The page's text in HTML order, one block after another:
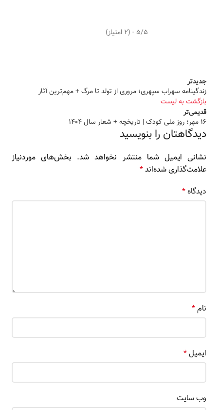
5/5 - (2 امتیاز)
جدیدتر
زندگینامه سهراب سپهری؛ مروری از تولد تا مرگ + مهم‌ترین آثار
بازگشت به لیست
قدیمی‌تر
16 مهر؛ روز ملی کودک | تاریخچه + شعار سال 1404
دیدگاهتان را بنویسید
نشانی ایمیل شما منتشر نخواهد شد. بخش‌های موردنیاز
علامت‌گذاری شده‌اند*
دیدگاه*
نام*
ایمیل*
وب‌ سایت